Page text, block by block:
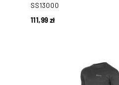
SS13000
111,99 zł